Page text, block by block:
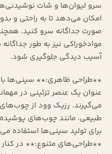
سرو لیوان‌ها و شات
امکان می‌دهد تا به راحتی و
صورت جداگانه سرو کنید.
موادخوراکی نیز به طور
آسیب دیدگی جلوگیری شود.
**طراحی ظاهری:** سینی‌ها با
عنوان یک عنصر تزئینی در
می‌گیرند. رزیک وود از چوب‌های
طبیعی، مانند چوب‌های
برای تولید سینی‌ها استفاده
**طراحی‌های متنوع:** در